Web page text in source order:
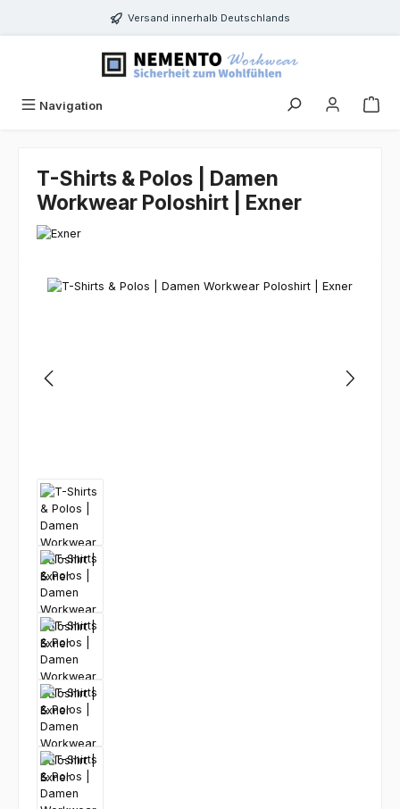
Zum Hauptinhalt springenVersand innerhalb Deutschlands
Navigation
T-Shirts & Polos | Damen
Workwear Poloshirt | Exner
Bildergalerie überspringen